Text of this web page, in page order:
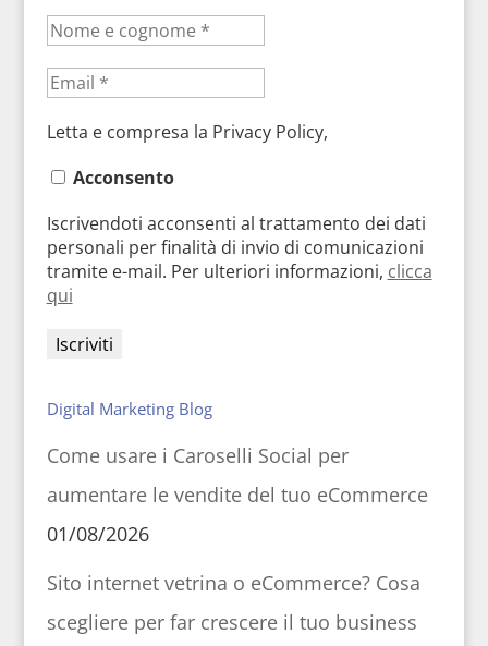
Letta e compresa la Privacy Policy,
Acconsento
Iscrivendoti acconsenti al trattamento dei dati
personali per finalità di invio di comunicazioni
tramite e-mail. Per ulteriori informazioni, clicca
qui
Digital Marketing Blog
Come usare i Caroselli Social per
aumentare le vendite del tuo eCommerce
01/08/2026
Sito internet vetrina o eCommerce? Cosa
scegliere per far crescere il tuo business